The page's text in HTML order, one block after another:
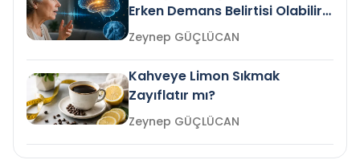
Erken Demans Belirtisi Olabilir
mi?
Zeynep GÜÇLÜCAN
Kahveye Limon Sıkmak
Zayıflatır mı?
Zeynep GÜÇLÜCAN